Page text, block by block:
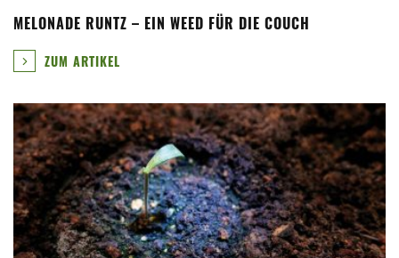
MELONADE RUNTZ – EIN WEED FÜR DIE COUCH
ZUM ARTIKEL